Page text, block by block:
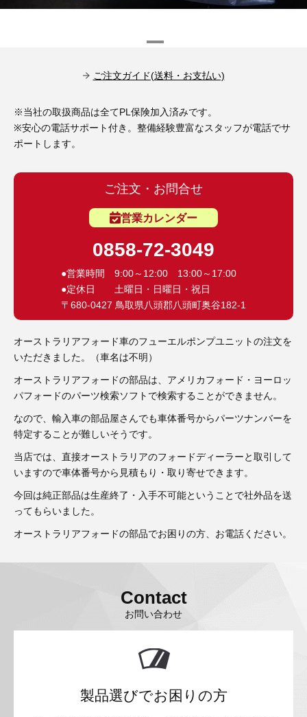
バッテリーチャージャー（4）
ディーゼルインジェクター&グロープラグ ツール（7）
ホイールロック取り外しツール（6）
3D プリンターペン（8）
キー関連（19）
ライト関連（6）
ご注文ガイド(送料・お支払い)
※当社の取扱商品は全てPL保険加入済みです。
※安心の電話サポート付き。整備経験豊富なスタッフが電話でサ
ポートします。
ご注文・お問合せ
営業カレンダー
0858-72-3049
●営業時間 9:00～12:00 13:00～17:00
●定休日 土曜日・日曜日・祝日
〒680-0427 鳥取県八頭郡八頭町奥谷182-1
オーストラリアフォード車のフューエルポンプユニットの注文を
いただきました。（車名は不明）
オーストラリアフォードの部品は、アメリカフォード・ヨーロッ
パフォードのパーツ検索ソフトで検索することができません。
なので、輸入車の部品屋さんでも車体番号からパーツナンバーを
特定することが難しいそうです。
当店では、直接オーストラリアのフォードディーラーと取引して
いますので車体番号から見積もり・取り寄せできます。
今回は純正部品は生産終了・入手不可能ということで社外品を送
ってもらいました。
オーストラリアフォードの部品でお困りの方、お電話ください。
Contact
お問い合わせ
製品選びでお困りの方